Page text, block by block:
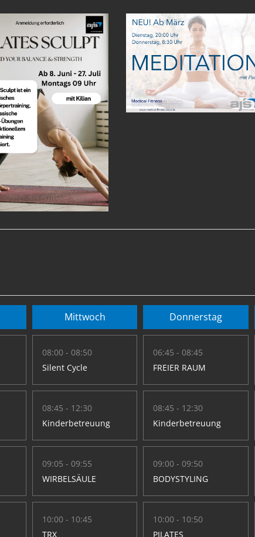
Mittwoch
08:00 - 08:50
Silent Cycle
08:45 - 12:30
Kinderbetreuung
09:05 - 09:55
WIRBELSÄULE
10:00 - 10:45
TRX
Donnerstag
06:45 - 08:45
FREIER RAUM
08:45 - 12:30
Kinderbetreuung
09:00 - 09:50
BODYSTYLING
10:00 - 10:50
PILATES